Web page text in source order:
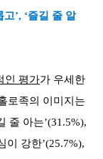
’, ‘즐길 줄 알
인 평가가 우세한
로족의 이미지는
줄 아는’(31.5%),
이 강한’(25.7%),